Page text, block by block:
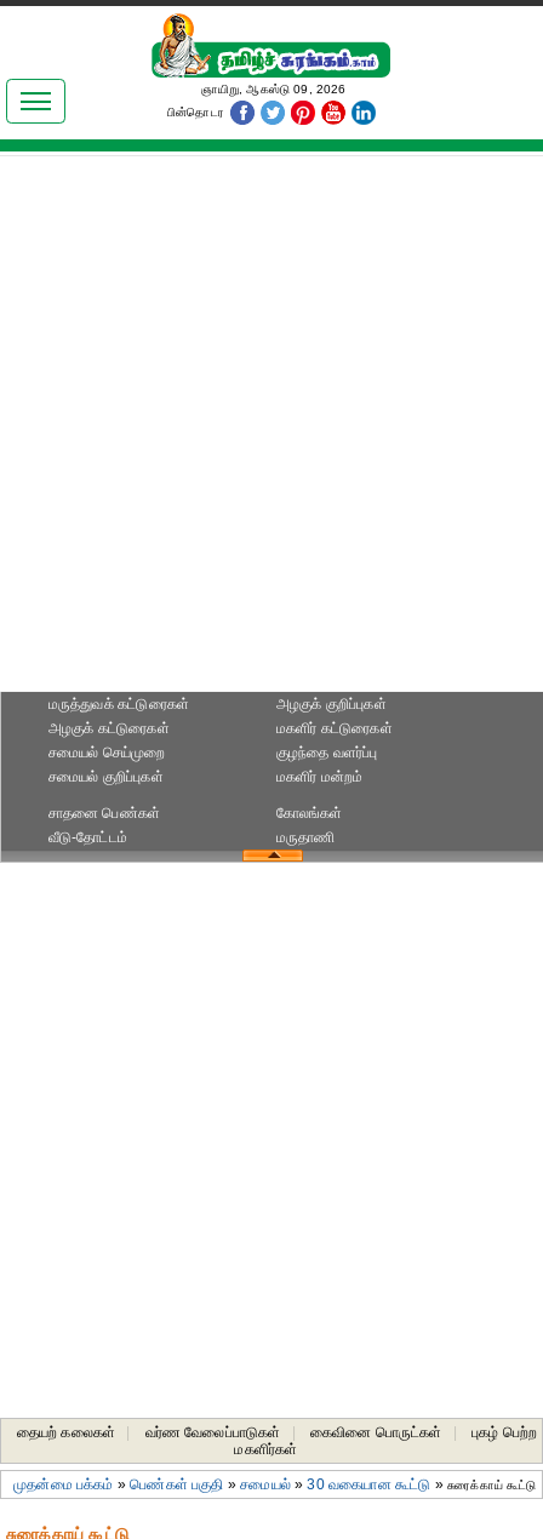
இலக்கியங்கள்
தமிழ் உலகம்
ஞாயிறு, ஆகஸ்டு 09, 2026
பின்தொடர
மருத்துவக் கட்டுரைகள்
அழகுக் கட்டுரைகள்
அழகுக் குறிப்புகள்
மகளிர் கட்டுரைகள்
சமையல் செய்முறை
சமையல் குறிப்புகள்
குழந்தை வளர்ப்பு
மகளிர் மன்றம்
சாதனை பெண்கள்
வீடு-தோட்டம்
கோலங்கள்
மருதாணி
தையற் கலைகள் வர்ண வேலைப்பாடுகள் கைவினை பொருட்கள்
புகழ் பெற்ற
மகளிர்கள்
முதன்மை பக்கம் »பெண்கள் பகுதி »சமையல்»30 வகையான கூட்டு » சுரைக்காய் கூட்டு
சுரைக்காய் கூட்டு